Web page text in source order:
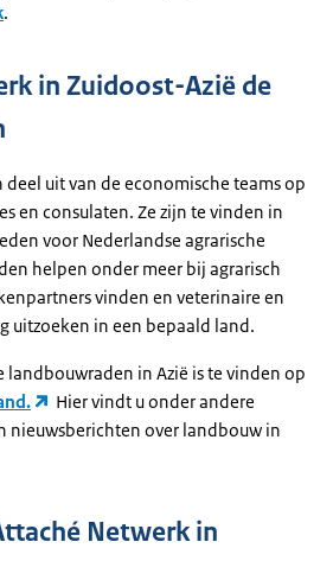
.
in Zuidoost-Azië de
uit van de economische teams op
en consulaten. Ze zijn te vinden in
voor Nederlandse agrarische
helpen onder meer bij agrarisch
vinden en veterinaire en
uitzoeken in een bepaald land.
landbouwraden in Azië is te vinden op
Hier vindt u onder andere
nieuwsberichten over landbouw in
Netwerk in